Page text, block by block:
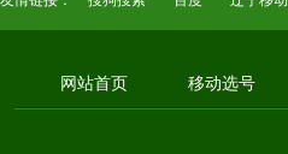
网站首页 移动选号